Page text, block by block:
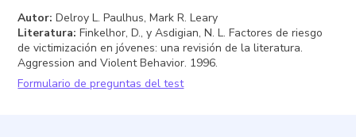
Autor: Delroy L. Paulhus, Mark R. Leary
Literatura: Finkelhor, D., y Asdigian, N. L. Factores de riesgo
de victimización en jóvenes: una revisión de la literatura.
Aggression and Violent Behavior. 1996.
Formulario de preguntas del test